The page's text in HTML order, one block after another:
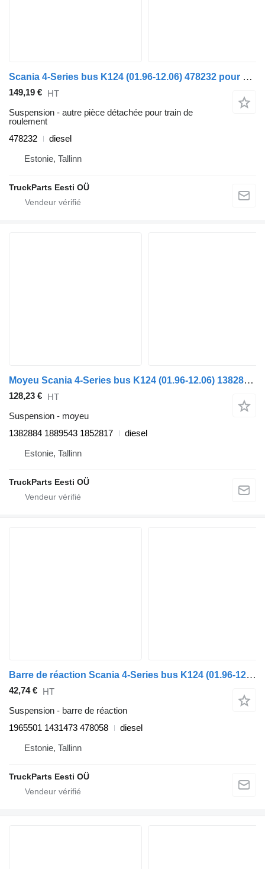
Scania 4-Series bus K124 (01.96-12.06) 478232 pour Scania 4-series bus (1995-2006)
149,19 € HT
Suspension - autre pièce détachée pour train de
roulement
478232
diesel
Estonie, Tallinn
TruckParts Eesti OÜ
Moyeu Scania 4-Series bus K124 (01.96-12.06) 1382884 pour Scania 4-series bus (1995-2006)
128,23 € HT
Suspension - moyeu
1382884 1889543 1852817
diesel
Estonie, Tallinn
TruckParts Eesti OÜ
Barre de réaction Scania 4-Series bus K124 (01.96-12.06) 1965501 pour Scania 4-series bus (1995-2006)
42,74 € HT
Suspension - barre de réaction
1965501 1431473 478058
diesel
Estonie, Tallinn
TruckParts Eesti OÜ